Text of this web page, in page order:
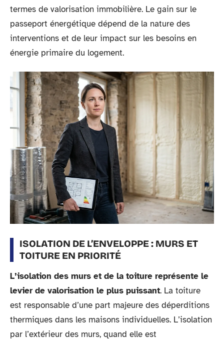
termes de valorisation immobilière. Le gain sur le
passeport énergétique dépend de la nature des
interventions et de leur impact sur les besoins en
énergie primaire du logement.
ISOLATION DE L’ENVELOPPE : MURS ET
TOITURE EN PRIORITÉ
L’isolation des murs et de la toiture représente le
levier de valorisation le plus puissant. La toiture
est responsable d’une part majeure des déperditions
thermiques dans les maisons individuelles. L’isolation
par l’extérieur des murs, quand elle est